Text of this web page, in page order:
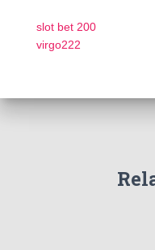
slot bet 200
virgo222